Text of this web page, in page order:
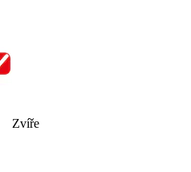
Zvíře